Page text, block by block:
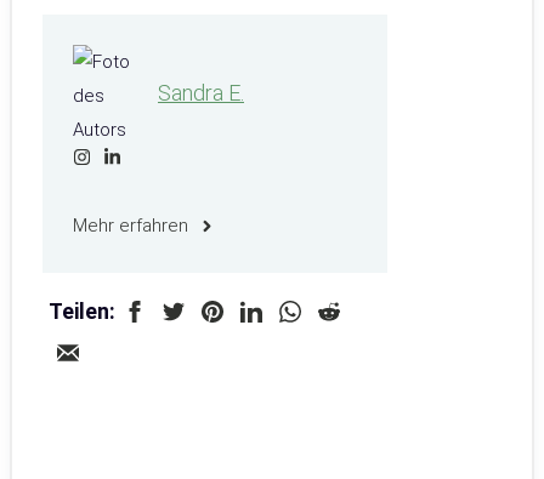
Sandra E.
Mehr erfahren
Teilen: